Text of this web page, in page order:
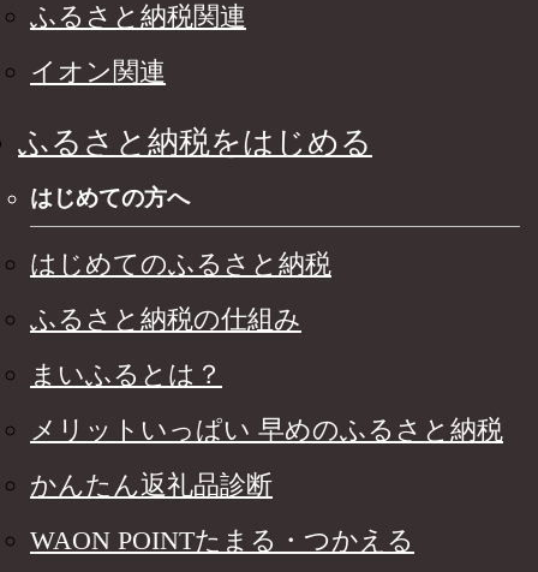
ふるさと納税関連
イオン関連
ふるさと納税をはじめる
はじめての方へ
はじめてのふるさと納税
ふるさと納税の仕組み
まいふるとは？
メリットいっぱい 早めのふるさと納税
かんたん返礼品診断
WAON POINTたまる・つかえる